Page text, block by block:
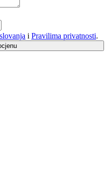
i Pravilima privatnosti.